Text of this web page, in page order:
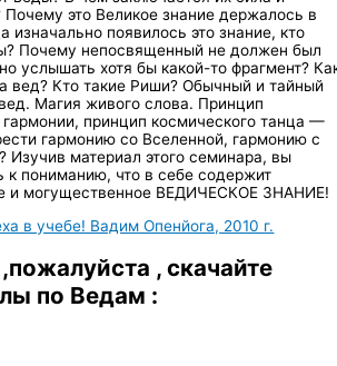
Почему это Великое знание держалось в
изначально появилось это знание, кто
Почему непосвященный не должен был
услышать хотя бы какой-то фрагмент?
вед? Кто такие Риши? Обычный и тайный
Магия живого слова. Принцип
гармонии, принцип космического танца —
гармонию со Вселенной, гармонию с
Изучив материал этого семинара, вы
к пониманию, что в себе содержит
и могущественное ВЕДИЧЕСКОЕ ЗНАНИЕ!
в учебе! Вадим Опенйога, 2010 г.
, скачайте
по Ведам :